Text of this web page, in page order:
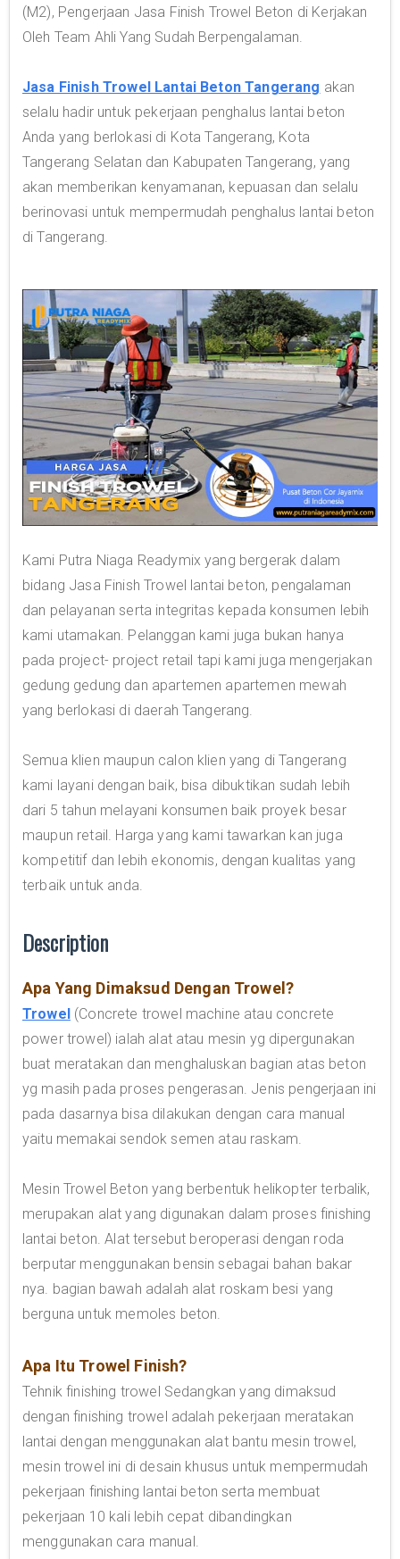
(M2), Pengerjaan Jasa Finish Trowel Beton di Kerjakan
Oleh Team Ahli Yang Sudah Berpengalaman.
Jasa Finish Trowel Lantai Beton Tangerang akan
selalu hadir untuk pekerjaan penghalus lantai beton
Anda yang berlokasi di Kota Tangerang, Kota
Tangerang Selatan dan Kabupaten Tangerang, yang
akan memberikan kenyamanan, kepuasan dan selalu
berinovasi untuk mempermudah penghalus lantai beton
di Tangerang.
Kami Putra Niaga Readymix yang bergerak dalam
bidang Jasa Finish Trowel lantai beton, pengalaman
dan pelayanan serta integritas kepada konsumen lebih
kami utamakan. Pelanggan kami juga bukan hanya
pada project- project retail tapi kami juga mengerjakan
gedung gedung dan apartemen apartemen mewah
yang berlokasi di daerah Tangerang.
Semua klien maupun calon klien yang di Tangerang
kami layani dengan baik, bisa dibuktikan sudah lebih
dari 5 tahun melayani konsumen baik proyek besar
maupun retail. Harga yang kami tawarkan kan juga
kompetitif dan lebih ekonomis, dengan kualitas yang
terbaik untuk anda.
Description
Apa Yang Dimaksud Dengan Trowel?
Trowel (Concrete trowel machine atau concrete
power trowel) ialah alat atau mesin yg dipergunakan
buat meratakan dan menghaluskan bagian atas beton
yg masih pada proses pengerasan. Jenis pengerjaan ini
pada dasarnya bisa dilakukan dengan cara manual
yaitu memakai sendok semen atau raskam.
Mesin Trowel Beton yang berbentuk helikopter terbalik,
merupakan alat yang digunakan dalam proses finishing
lantai beton. Alat tersebut beroperasi dengan roda
berputar menggunakan bensin sebagai bahan bakar
nya. bagian bawah adalah alat roskam besi yang
berguna untuk memoles beton.
Apa Itu Trowel Finish?
Tehnik finishing trowel Sedangkan yang dimaksud
dengan finishing trowel adalah pekerjaan meratakan
lantai dengan menggunakan alat bantu mesin trowel,
mesin trowel ini di desain khusus untuk mempermudah
pekerjaan finishing lantai beton serta membuat
pekerjaan 10 kali lebih cepat dibandingkan
menggunakan cara manual.